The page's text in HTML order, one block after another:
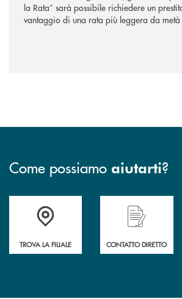
la Rata” sarà possibile richiedere un
vantaggio di una rata più leggera da
Come possiamo aiutarti?
Accedi all' elenco completo delle filiali della
TROVA LA FILIALE
Hai bisogno di
CONTATTO DIRETTO